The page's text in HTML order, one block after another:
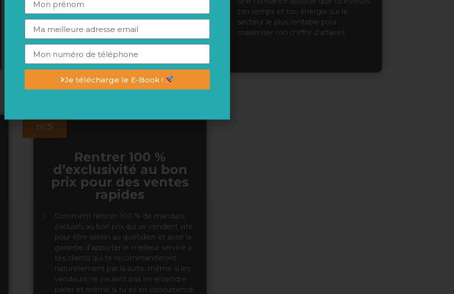
type pour doubler ta productivité et
savoir dans les moindres détails ce que
tu dois faire et comment le faire pour
éradiquer une bonne fois pour toute la
pour toi et pour ta famille
ton temps et ton énergie sur le
secteur le plus rentable pour
maximiser ton chiffre d’affaires.
n°5
Rentrer 100 %
d’exclusivité au bon
prix pour des ventes
rapides
Comment rentrer 100 % de mandats
exclusifs au bon prix qui se vendent vite
pour être serein au quotidien et avoir la
garantie d’apporter le meilleur service à
tes clients qui te recommanderont
naturellement par la suite, même si les
vendeurs ne veulent pas en entendre
parler et même si tu es en concurrence
Je télécharge le E-Book !